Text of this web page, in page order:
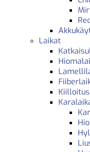
Laikat